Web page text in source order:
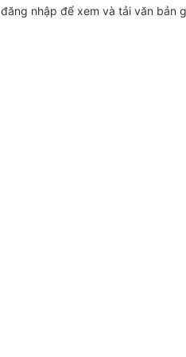
đăng nhập để xem và tải văn bản